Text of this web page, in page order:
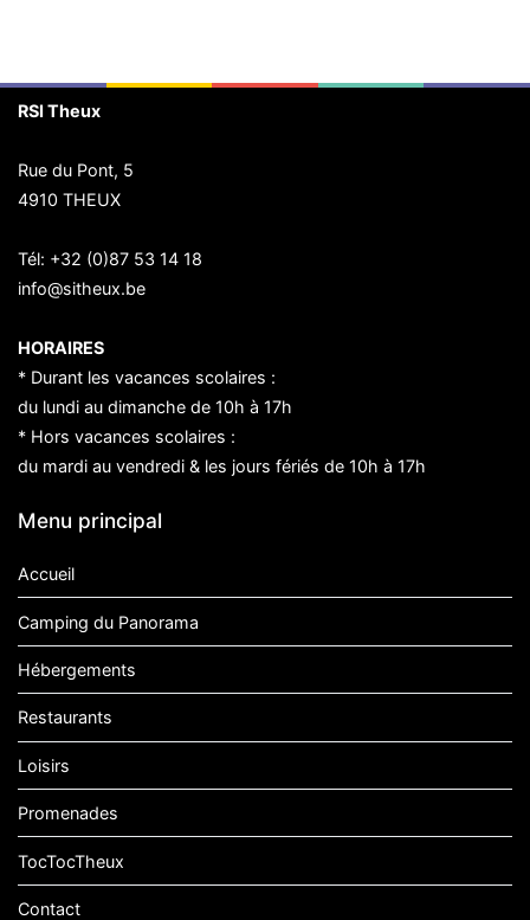
RSI Theux
Rue du Pont, 5
4910 THEUX
Tél: +32 (0)87 53 14 18
info@sitheux.be
HORAIRES
* Durant les vacances scolaires :
du lundi au dimanche de 10h à 17h
* Hors vacances scolaires :
du mardi au vendredi & les jours fériés de 10h à 17h
Menu principal
Accueil
Camping du Panorama
Hébergements
Restaurants
Loisirs
Promenades
TocTocTheux
Contact